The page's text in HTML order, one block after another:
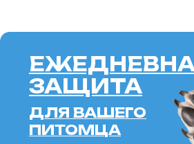
ПОДРОБНЕЕ
BARRIER
SPRAY
ALOE